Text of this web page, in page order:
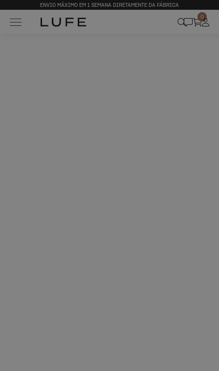
ENVIO MÁXIMO EM 1 SEMANA DIRETAMENTE DA FÁBRICA
0